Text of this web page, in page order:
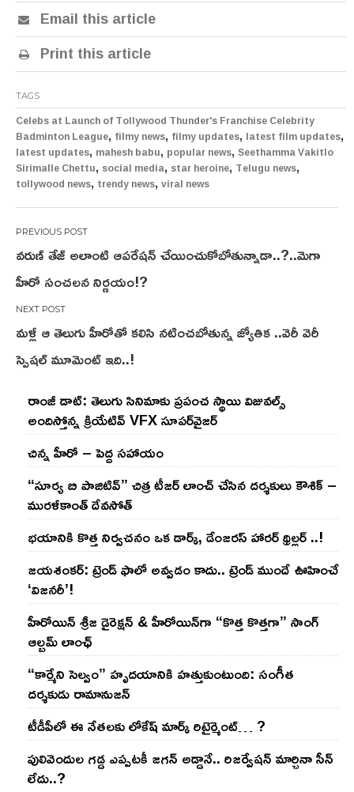
Email this article
Print this article
TAGS
Celebs at Launch of Tollywood Thunder's Franchise Celebrity
Badminton League, filmy news, filmy updates, latest film updates,
latest updates, mahesh babu, popular news, Seethamma Vakitlo
Sirimalle Chettu, social media, star heroine, Telugu news,
tollywood news, trendy news, viral news
Post
navigation
వరుణ్ తేజ్ అలాంటి ఆపరేషన్ చేయించుకోబోతున్నాడా..?..మెగా
హీరో సంచలన నిర్ణయం!?
మళ్లీ ఆ తెలుగు హీరోతో కలిసి నటించబోతున్న జ్యోతిక ..వెరీ వెరీ
స్పెషల్ మూమెంట్ ఇది..!
రాంజీ డాట్: తెలుగు సినిమాకు ప్రపంచ స్థాయి విజువల్స్
అందిస్తోన్న క్రియేటివ్ VFX సూపర్‌వైజర్
చిన్న హీరో – పెద్ద సహాయం
“సూర్య బి పాజిటివ్” చిత్ర టీజర్ లాంచ్ చేసిన‌ దర్శకులు కౌశిక్ –
మురళీకాంత్ దేవసోత్
భయానికి కొత్త నిర్వచనం ఒక డార్క్, డేంజరస్ హారర్ థ్రిల్లర్ ..!
జయశంకర్: ట్రెండ్‌ ఫాలో అవ్వడం కాదు.. ట్రెండ్‌ ముందే ఊహించే
‘విజనరీ’!
హీరోయిన్ శ్రీజ డైరెక్ష‌న్ & హీరోయిన్‌గా “కొత్త కొత్తగా” సాంగ్
ఆల్బమ్ లాంఛ్
“కార్మేని సెల్వం” హృదయానికి హత్తుకుంటుంది: సంగీత
దర్శకుడు రామానుజన్
టీడీపీలో ఈ నేత‌ల‌కు లోకేష్ మార్క్ రిటైర్మెంట్‌… ?
పులివెందుల గ‌డ్డ ఎప్ప‌ట‌కీ జ‌గ‌న్ అడ్డానే.. రిజ‌ర్వేష‌న్ మార్చినా సీన్
లేదు..?